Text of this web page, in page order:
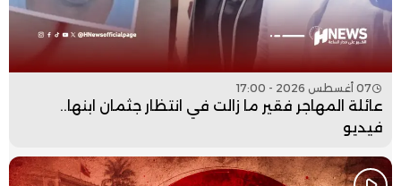
07 أغسطس 2026 - 17:00
عائلة المهاجر فقير ما زالت في انتظار جثمان ابنها..
فيديو